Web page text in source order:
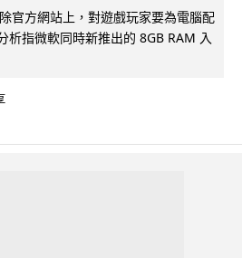
官方網站上，對遊戲玩家要為電腦配
析指微軟同時新推出的 8GB RAM 入